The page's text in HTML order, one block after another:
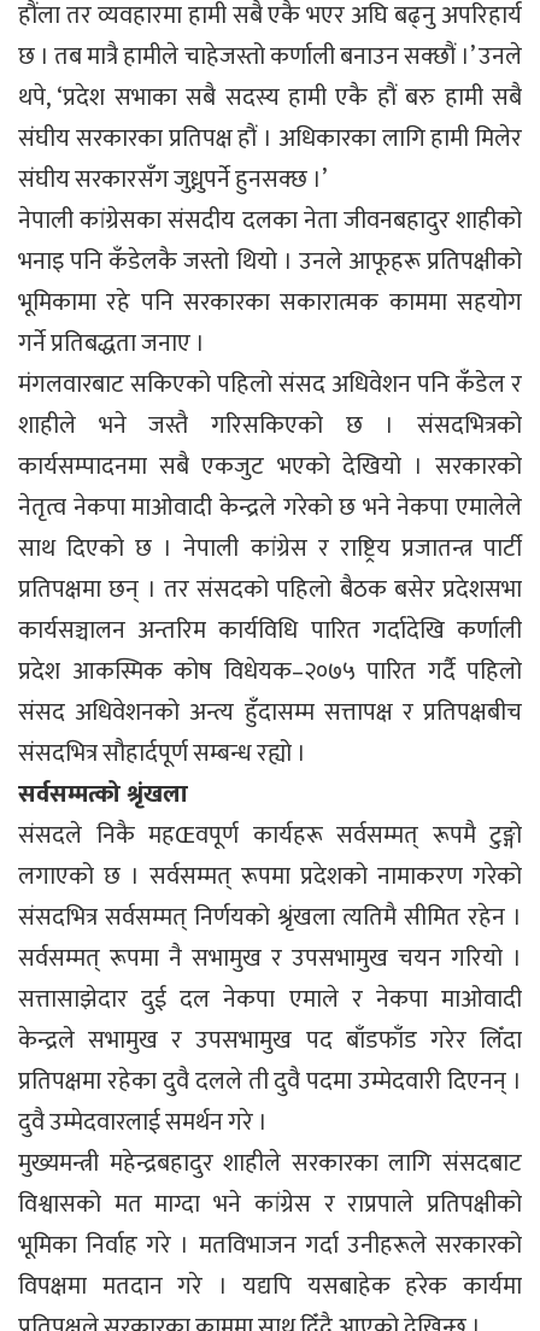
हौंला तर व्यवहारमा हामी सबै एकै भएर अघि बढ्नु अपरिहार्य
छ । तब मात्रै हामीले चाहेजस्तो कर्णाली बनाउन सक्छौं ।’ उनले
थपे, ‘प्रदेश सभाका सबै सदस्य हामी एकै हौं बरु हामी सबै
संघीय सरकारका प्रतिपक्ष हौं । अधिकारका लागि हामी मिलेर
संघीय सरकारसँग जुध्नुपर्ने हुनसक्छ ।’
नेपाली कांग्रेसका संसदीय दलका नेता जीवनबहादुर शाहीको
भनाइ पनि कँडेलकै जस्तो थियो । उनले आफूहरू प्रतिपक्षीको
भूमिकामा रहे पनि सरकारका सकारात्मक काममा सहयोग
गर्ने प्रतिबद्धता जनाए ।
मंगलवारबाट सकिएको पहिलो संसद अधिवेशन पनि कँडेल र
शाहीले भने जस्तै गरिसकिएको छ । संसदभित्रको
कार्यसम्पादनमा सबै एकजुट भएको देखियो । सरकारको
नेतृत्व नेकपा माओवादी केन्द्रले गरेको छ भने नेकपा एमालेले
साथ दिएको छ । नेपाली कांग्रेस र राष्ट्रिय प्रजातन्त्र पार्टी
प्रतिपक्षमा छन् । तर संसदको पहिलो बैठक बसेर प्रदेशसभा
कार्यसञ्चालन अन्तरिम कार्यविधि पारित गर्दादेखि कर्णाली
प्रदेश आकस्मिक कोष विधेयक–२०७५ पारित गर्दै पहिलो
संसद अधिवेशनको अन्त्य हुँदासम्म सत्तापक्ष र प्रतिपक्षबीच
संसदभित्र सौहार्दपूर्ण सम्बन्ध रह्यो ।
सर्वसम्मत्को श्रृंखला
संसदले निकै महŒवपूर्ण कार्यहरू सर्वसम्मत् रूपमै टुङ्गो
लगाएको छ । सर्वसम्मत् रूपमा प्रदेशको नामाकरण गरेको
संसदभित्र सर्वसम्मत् निर्णयको श्रृंखला त्यतिमै सीमित रहेन ।
सर्वसम्मत् रूपमा नै सभामुख र उपसभामुख चयन गरियो ।
सत्तासाझेदार दुई दल नेकपा एमाले र नेकपा माओवादी
केन्द्रले सभामुख र उपसभामुख पद बाँडफाँड गरेर लिँदा
प्रतिपक्षमा रहेका दुवै दलले ती दुवै पदमा उम्मेदवारी दिएनन् ।
दुवै उम्मेदवारलाई समर्थन गरे ।
मुख्यमन्त्री महेन्द्रबहादुर शाहीले सरकारका लागि संसदबाट
विश्वासको मत माग्दा भने कांग्रेस र राप्रपाले प्रतिपक्षीको
भूमिका निर्वाह गरे । मतविभाजन गर्दा उनीहरूले सरकारको
विपक्षमा मतदान गरे । यद्यपि यसबाहेक हरेक कार्यमा